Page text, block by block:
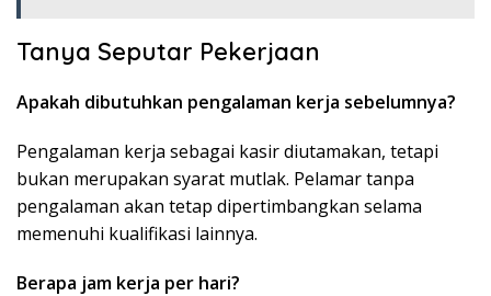
Tanya Seputar Pekerjaan
Apakah dibutuhkan pengalaman kerja sebelumnya?
Pengalaman kerja sebagai kasir diutamakan, tetapi
bukan merupakan syarat mutlak. Pelamar tanpa
pengalaman akan tetap dipertimbangkan selama
memenuhi kualifikasi lainnya.
Berapa jam kerja per hari?